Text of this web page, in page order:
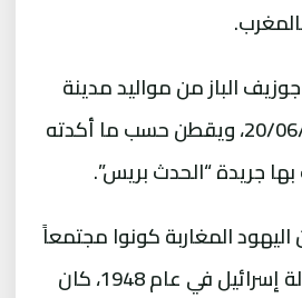
الباز من مواليد مدينة
خنيفرة بتاريخ 20/06/1951، ويقطن حسب ما أكدته
جريدة “الحدث بريس”.
اليهود المغاربة كونوا مجتمعاً
قديماً. قبل قيام دولة إسرائيل في عام 1948، كان